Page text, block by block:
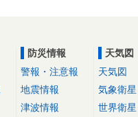
防災情報
警報・注意報
地震情報
津波情報
天気図
天気図
気象衛星
世界衛星